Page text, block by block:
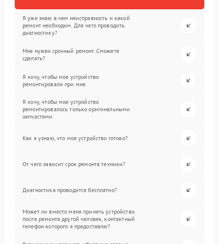
Я уже знаю в чем неисправность и какой
ремонт необходим. Для чего проводить
диагностику?
Мне нужен срочный ремонт. Сможете
сделать?
Я хочу, чтобы мое устройство
ремонтировали при мне.
Я хочу, чтобы мое устройство
ремонтировалось только оригинальными
запчастями.
Как я узнаю, что мое устройство готово?
От чего зависит срок ремонта техники?
Диагностика проводится бесплатно?
Может ли вместо меня принять устройство
после ремонта другой человек, контактный
телефон которого я предоставлю?